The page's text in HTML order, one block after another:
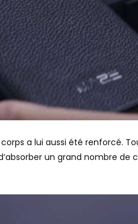
a lui aussi été renforcé.
un grand nombre